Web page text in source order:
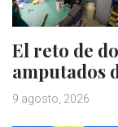
El reto de
amputados
9 agosto, 2026